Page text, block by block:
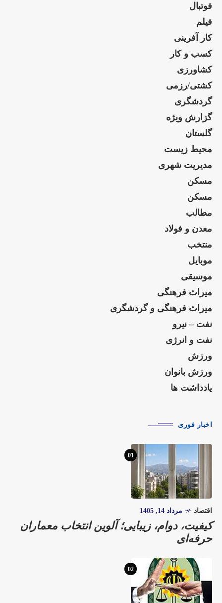
فوتبال
فیلم
کار آفرینی
کسب و کار
کشاورزی
کشتی/رزمی
گردشگری
گزارش ویژه
گلستان
محیط زیست
مدیریت شهری
مسکن
مسکن
مطالب
معدن و فولاد
منتخب
موبایل
موسیقی
میراث فرهنگی
میراث فرهنگی و گردشگری
نفت – نیرو
نفت و انرژی
ورزش
ورزش بانوان
یادداشت ها
اخبار فوری
01
اقتصاد مرداد 14, 1405
کیفیت، دوام، زیبایی؛ آلوین انتخاب معماران
حرفه‌ای
02